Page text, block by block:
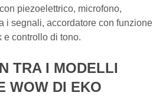
piezoelettrico, microfono,
i segnali, accordatore con funzione
e controllo di tono.
TRA I MODELLI
WOW DI EKO